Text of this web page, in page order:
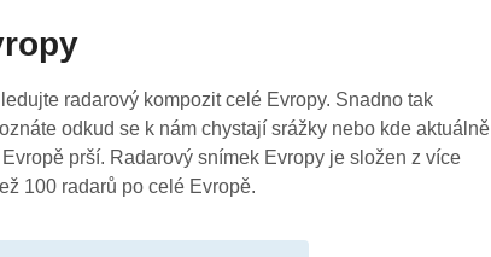
14:10
14:00
13:50
radarový kompozit celé Evropy. Snadno tak
odkud se k nám chystají srážky nebo kde aktuálně
prší. Radarový snímek Evropy je složen z více
100 radarů po celé Evropě.